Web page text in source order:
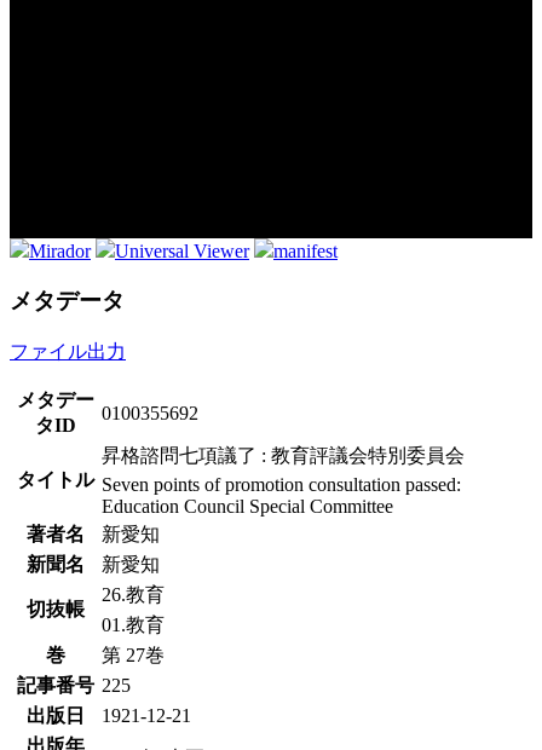
Mirador Universal Viewer manifest
メタデータ
ファイル出力
メタデー
タID
0100355692
タイトル
昇格諮問七項議了 : 教育評議会特別委員会
Seven points of promotion consultation passed:
Education Council Special Committee
著者名
新愛知
新聞名
新愛知
切抜帳
26.教育
01.教育
巻
第 27巻
記事番号 225
出版日
1921-12-21
出版年